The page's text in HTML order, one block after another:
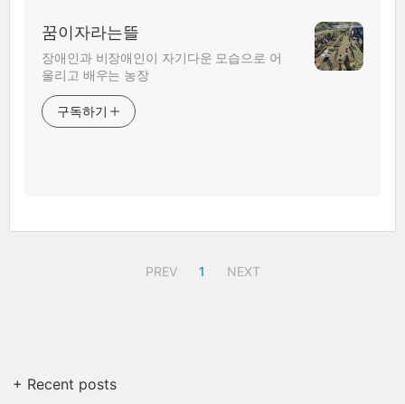
꿈이자라는뜰
장애인과 비장애인이 자기다운 모습으로 어
울리고 배우는 농장
구독하기
PREV 1 NEXT
+ Recent posts